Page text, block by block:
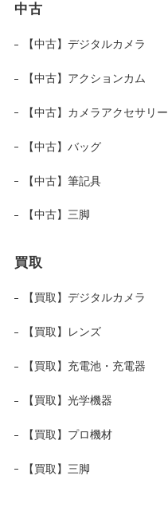
中古
【中古】デジタルカメラ
【中古】アクションカム
【中古】カメラアクセサリー
【中古】バッグ
【中古】筆記具
【中古】三脚
買取
【買取】デジタルカメラ
【買取】レンズ
【買取】充電池・充電器
【買取】光学機器
【買取】プロ機材
【買取】三脚